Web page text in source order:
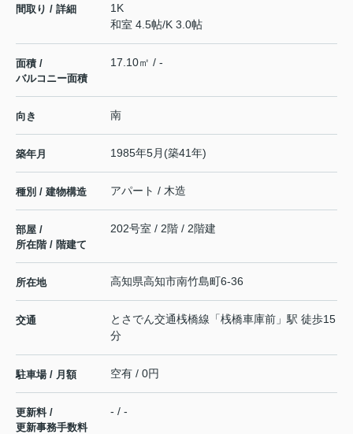
間取り / 詳細
1K
和室 4.5帖/K 3.0帖
面積 /
バルコニー面積
17.10㎡ / -
向き 南
築年月 1985年5月(築41年)
種別 / 建物構造 アパート / 木造
部屋 /
所在階 / 階建て
202号室 / 2階 / 2階建
所在地 高知県高知市南竹島町6-36
交通 とさでん交通桟橋線 「桟橋車庫前 」駅 徒歩15
分
駐車場 / 月額 空有 / 0円
更新料 /
更新事務手数料
- / -